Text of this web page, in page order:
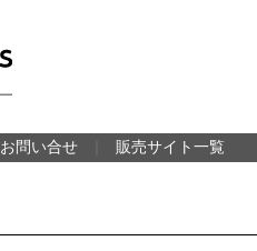
お問い合せ 販売サイト一覧